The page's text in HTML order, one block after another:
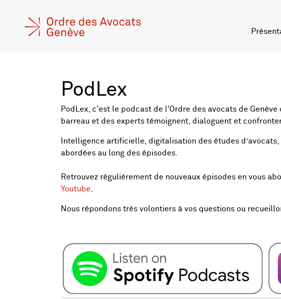
PodLex
PodLex, c'est le podcast de l'Ordre des avocats de
barreau et des experts témoignent, dialoguent et
Intelligence artificielle, digitalisation des études
abordées au long des épisodes.
Retrouvez régulièrement de nouveaux épisodes en vous
Youtube
Nous répondons très volontiers à vos questions ou